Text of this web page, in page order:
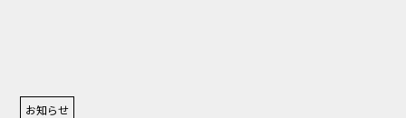
お知らせ